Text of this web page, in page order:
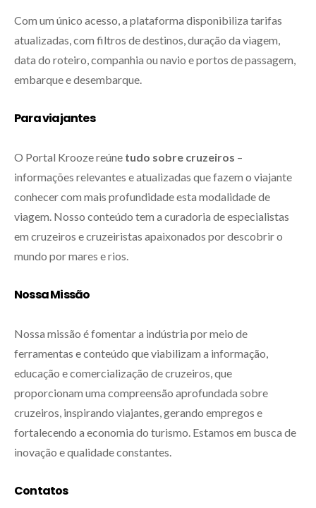
Com um único acesso, a plataforma disponibiliza tarifas
atualizadas, com filtros de destinos, duração da viagem,
data do roteiro, companhia ou navio e portos de passagem,
embarque e desembarque.
Para viajantes
O Portal Krooze reúne tudo sobre cruzeiros –
informações relevantes e atualizadas que fazem o viajante
conhecer com mais profundidade esta modalidade de
viagem. Nosso conteúdo tem a curadoria de especialistas
em cruzeiros e cruzeiristas apaixonados por descobrir o
mundo por mares e rios.
Nossa Missão
Nossa missão é fomentar a indústria por meio de
ferramentas e conteúdo que viabilizam a informação,
educação e comercialização de cruzeiros, que
proporcionam uma compreensão aprofundada sobre
cruzeiros, inspirando viajantes, gerando empregos e
fortalecendo a economia do turismo. Estamos em busca de
inovação e qualidade constantes.
Contatos